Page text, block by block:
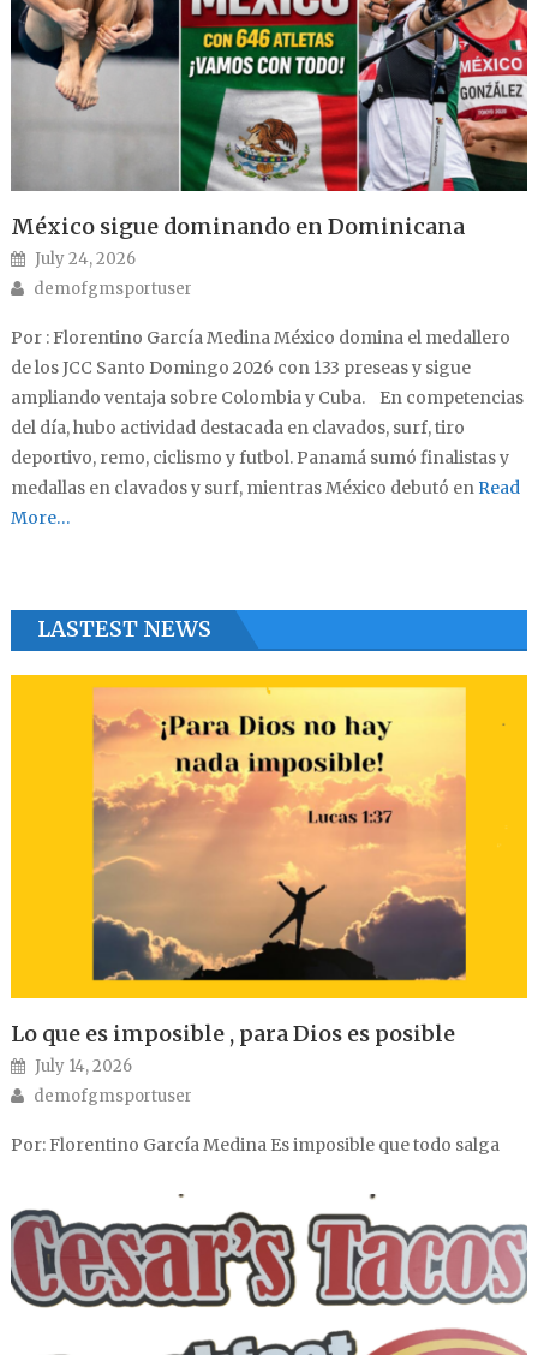
México sigue dominando en Dominicana
Posted on
July 24, 2026
Author
demofgmsportuser
Por : Florentino García Medina México domina el medallero
de los JCC Santo Domingo 2026 con 133 preseas y sigue
ampliando ventaja sobre Colombia y Cuba. En competencias
del día, hubo actividad destacada en clavados, surf, tiro
deportivo, remo, ciclismo y futbol. Panamá sumó finalistas y
medallas en clavados y surf, mientras México debutó enRead
More…
LASTEST NEWS
Lo que es imposible , para Dios es posible
Posted on
July 14, 2026
Author
demofgmsportuser
Por: Florentino García Medina Es imposible que todo salga